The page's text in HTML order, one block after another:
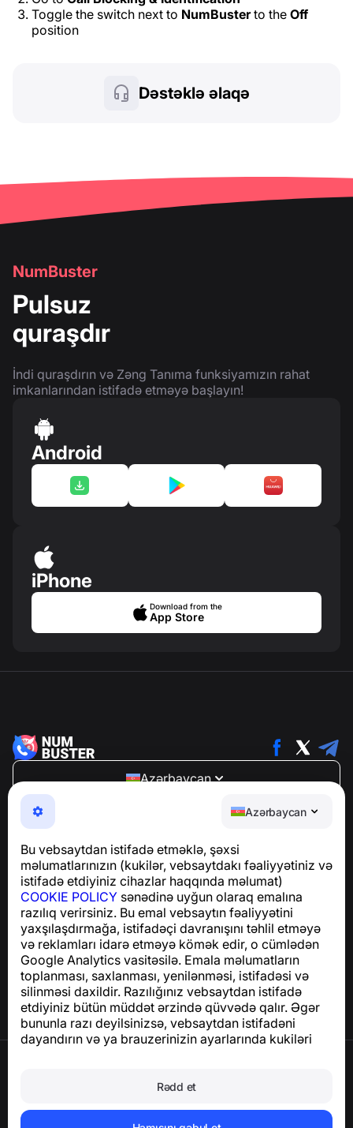
Azərbaycan
Bu vebsaytdan istifadə etməklə, şəxsi
məlumatlarınızın (kukilər, vebsaytdakı fəaliyyətiniz və
istifadə etdiyiniz cihazlar haqqında məlumat)
COOKIE POLICY sənədinə uyğun olaraq emalına
razılıq verirsiniz. Bu emal vebsaytın fəaliyyətini
yaxşılaşdırmağa, istifadəçi davranışını təhlil etməyə
və reklamları idarə etməyə kömək edir, o cümlədən
Google Analytics vasitəsilə. Emala məlumatların
toplanması, saxlanması, yenilənməsi, istifadəsi və
silinməsi daxildir. Razılığınız vebsaytdan istifadə
etdiyiniz bütün müddət ərzində qüvvədə qalır. Əgər
bununla razı deyilsinizsə, vebsaytdan istifadəni
dayandırın və ya brauzerinizin ayarlarında kukiləri
Rədd et
Toggle the switch next to NumBusterto the Off
position
Dəstəklə əlaqə
NumBuster
Pulsuz
quraşdır
İndi quraşdırın və Zəng Tanıma funksiyamızın rahat
imkanlarından istifadə etməyə başlayın!
Android
iPhone
Download from the
App Store
Azərbaycan
NumBuster © 2013—2026 ·
support@numbuster.com
Telefon fırıldaqlarından, spam və arzuolunmaz
GDPR uyğunluğu ilə bağlı suallar üçün:
support@numbuster.com
Yardım Mərkəzi
Xəbərlər və Məqalələr
Layihə haqqında
Əlaqə
Hesabı və şəxsi məlumatları silin